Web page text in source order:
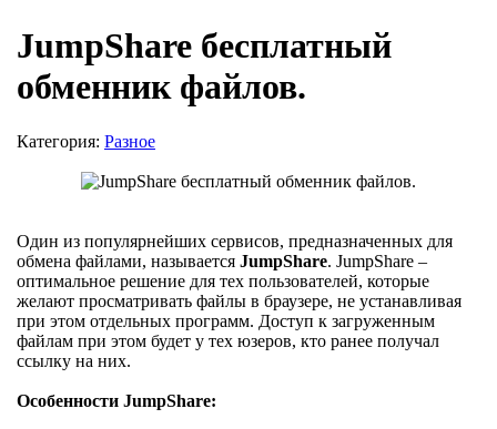
JumpShare бесплатный
обменник файлов.
Категория: Разное
Один из популярнейших сервисов, предназначенных для
обмена файлами, называется JumpShare. JumpShare –
оптимальное решение для тех пользователей, которые
желают просматривать файлы в браузере, не устанавливая
при этом отдельных программ. Доступ к загруженным
файлам при этом будет у тех юзеров, кто ранее получал
ссылку на них.
Особенности JumpShare: